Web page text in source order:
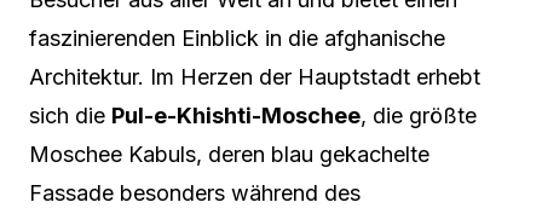
faszinierenden Einblick in die afghanische
Architektur. Im Herzen der Hauptstadt erhebt
sich die Pul-e-Khishti-Moschee, die größte
Moschee Kabuls, deren blau gekachelte
Fassade besonders während des